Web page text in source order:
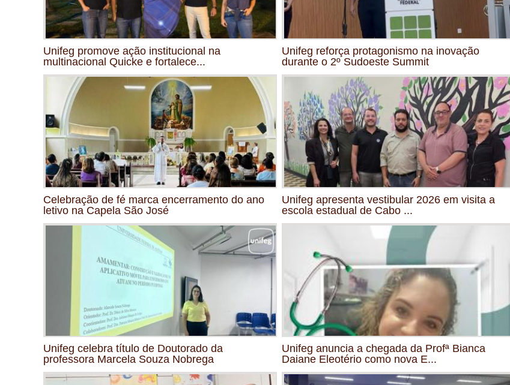
Unifeg promove ação institucional na
multinacional Quicke e fortalece...
Unifeg reforça protagonismo na inovação
durante o 2º Sudoeste Summit
Celebração de fé marca encerramento do ano
letivo na Capela São José
Unifeg apresenta vestibular 2026 em visita a
escola estadual de Cabo ...
Unifeg celebra título de Doutorado da
professora Marcela Souza Nobrega
Unifeg anuncia a chegada da Profª Bianca
Daiane Eleotério como nova E...